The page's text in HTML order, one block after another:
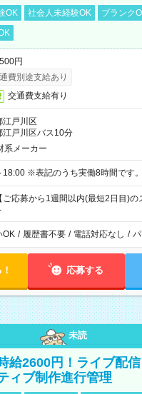
OK 社会人未経験OK
ブランク
円
費別途支給あり
交通費支給有り
江戸川区
江戸川区バス10分
系メーカー
9:00～18:00 ※表記のうち実働8時間です。
ご応募から1週間以内(最短2日目)の
OK / 履歴書不要 / 電話対応なし /
応募する
未読
給2600円！ライブ配
ィブ制作進行管理